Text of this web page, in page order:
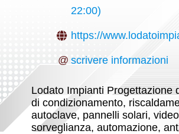
22:00)
https://
@ scrivere informazioni
Lodato Impianti Progettazione
di condizionamento,
autoclave, pannelli solari,
sorveglianza, automazione,